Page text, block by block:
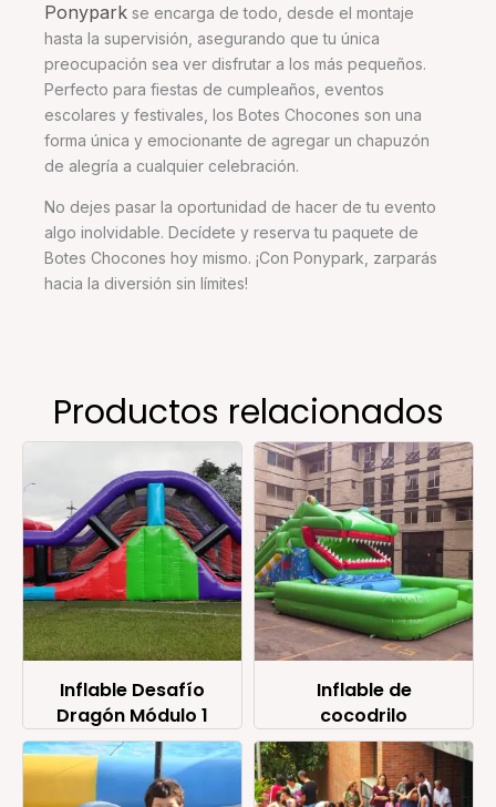
Ponypark se encarga de todo, desde el montaje
hasta la supervisión, asegurando que tu única
preocupación sea ver disfrutar a los más pequeños.
Perfecto para fiestas de cumpleaños, eventos
escolares y festivales, los Botes Chocones son una
forma única y emocionante de agregar un chapuzón
de alegría a cualquier celebración.
No dejes pasar la oportunidad de hacer de tu evento
algo inolvidable. Decídete y reserva tu paquete de
Botes Chocones hoy mismo. ¡Con Ponypark, zarparás
hacia la diversión sin límites!
Productos relacionados
Inflable Desafío
Dragón Módulo 1
Inflable de
cocodrilo